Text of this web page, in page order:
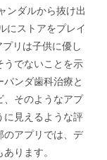
ンダルから抜け出
にストアをプレイ
リは子供に優し
うでないことを示
ンダ歯科治療と
、そのようなアプ
に見えるような評
のアプリでは、デ
ります。